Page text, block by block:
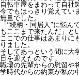
自転車屋をまわって自社
今でもはっきり覚えてい
無量でした。
「“続柄・同居人”に悩
もここまで来たんだ」と
ここでの仕事はあまりに
りました。
そしてあっという間に大
目を迎えたのです。
職場の先輩からの慰留や
学時代からの約束が私の